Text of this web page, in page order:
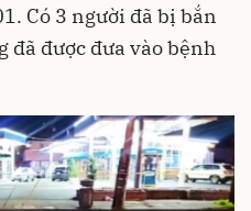
Có 3 người đã bị bắn
đã được đưa vào bệnh